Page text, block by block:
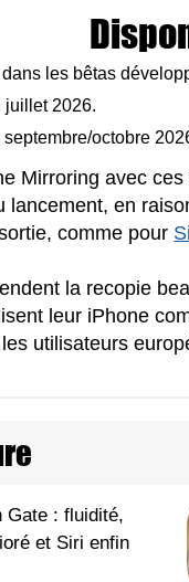
les bêtas
juillet 2026.
octobre
Mirroring avec
lancement, en
comme pour
la recopie
leur iPhone
utilisateurs
Gate : fluidité,
et Siri enfin